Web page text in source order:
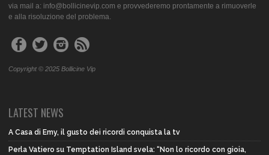
via mail a: info@bollicinevip.com e provvederemo prontamente a rimuoverle
e alla risoluzione del problema.
Copyright © 2025 Bollicine Vip
LATEST NEWS
A Casa di Emy, il gusto dei ricordi conquista la tv
Perla Vatiero su Temptation Island svela: “Non lo ricordo con gioia,